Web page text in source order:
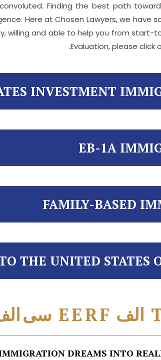
Finding the best path
Here at Chosen Lawyers, we have
willing and able to help you from start-
Evaluation, please click
INVESTMENT
EB-1A
FAMILY-BASED
THE UNITED STATES
الف F
R
E
E سی
DREAMS INTO